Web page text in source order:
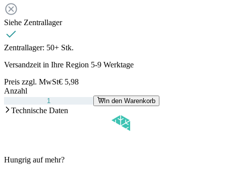
Siehe Zentrallager
Zentrallager: 50+ Stk.
Versandzeit in Ihre Region 5-9 Werktage
Preis zzgl. MwSt€ 5,98
Anzahl
In den Warenkorb
Technische Daten
Hungrig auf mehr?